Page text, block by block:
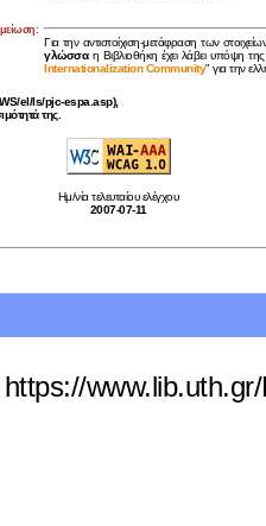
Για την αντιστοίχιση-μετάφραση των
γλώσσαη Βιβλιοθήκη έχει λάβει υπόψη
Internationalization Community" για την
el/ls/pjc-espa.asp),
της.
Ημ/νία τελευταίου ελέγχου
2007-07-11
https://